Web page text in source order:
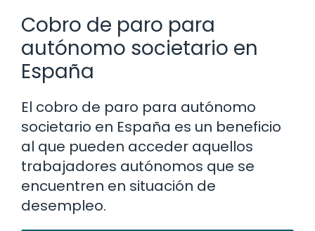
Cobro de paro para
autónomo societario en
España
El cobro de paro para autónomo
societario en España es un beneficio
al que pueden acceder aquellos
trabajadores autónomos que se
encuentren en situación de
desempleo.